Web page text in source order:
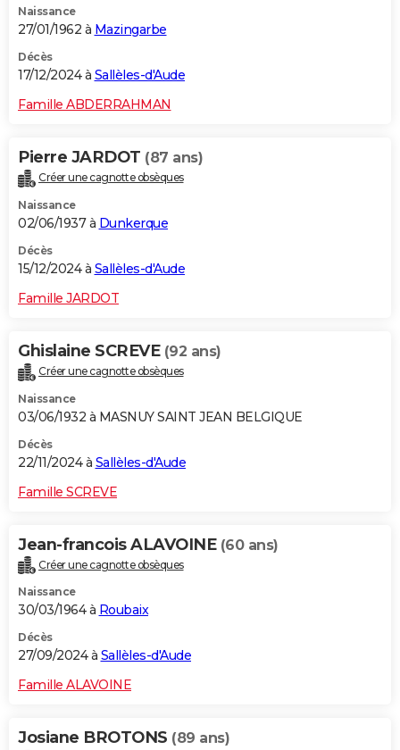
Naissance
27/01/1962 à Mazingarbe
Décès
17/12/2024 à Sallèles-d'Aude
Famille ABDERRAHMAN
Pierre JARDOT (87 ans)
Créer une cagnotte obsèques
Naissance
02/06/1937 à Dunkerque
Décès
15/12/2024 à Sallèles-d'Aude
Famille JARDOT
Ghislaine SCREVE (92 ans)
Créer une cagnotte obsèques
Naissance
03/06/1932 à MASNUY SAINT JEAN BELGIQUE
Décès
22/11/2024 à Sallèles-d'Aude
Famille SCREVE
Jean-francois ALAVOINE (60 ans)
Créer une cagnotte obsèques
Naissance
30/03/1964 à Roubaix
Décès
27/09/2024 à Sallèles-d'Aude
Famille ALAVOINE
Josiane BROTONS (89 ans)